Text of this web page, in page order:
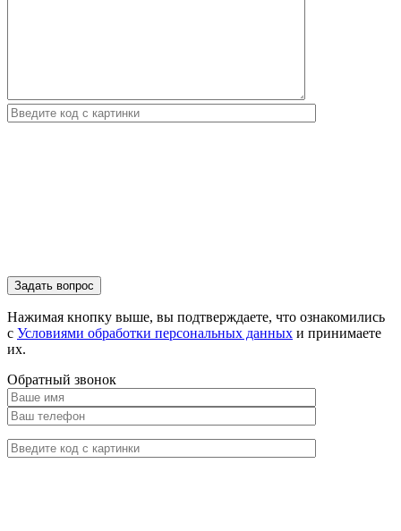
Нажимая кнопку выше, вы подтверждаете, что ознакомились
с Условиями обработки персональных данных и принимаете
их.
Обратный звонок